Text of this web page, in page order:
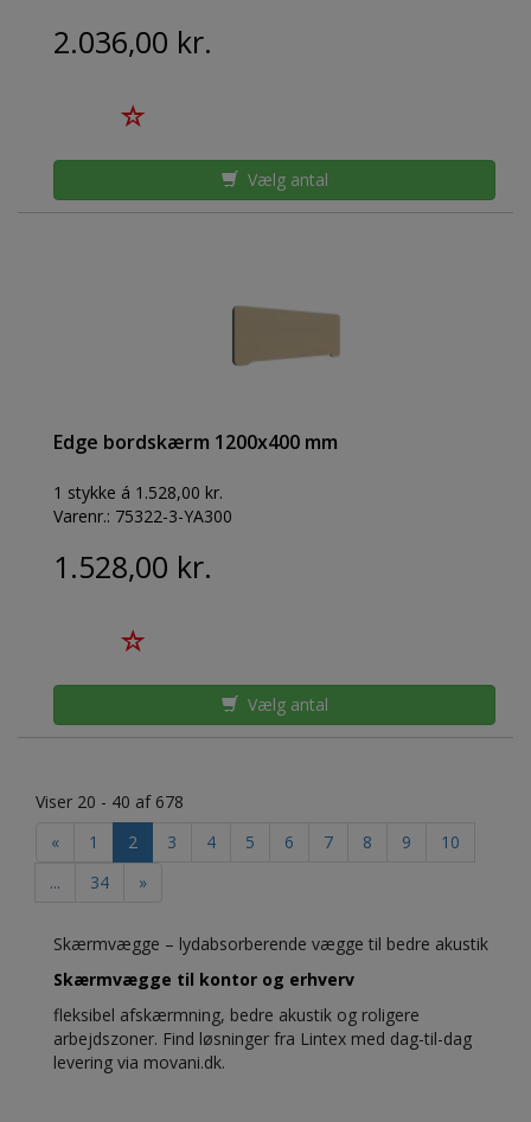
2.036,00 kr.
Vælg antal
Edge bordskærm 1200x400 mm
1 stykke á 1.528,00 kr.
Varenr.: 75322-3-YA300
1.528,00 kr.
Vælg antal
Viser 20 - 40 af 678
«
1 2 3 4 5 6 7 8 9
10
...
34 »
Skærmvægge – lydabsorberende vægge til bedre akustik
Skærmvægge til kontor og erhverv
fleksibel afskærmning, bedre akustik og roligere
arbejdszoner. Find løsninger fra Lintex med dag-til-dag
levering via movani.dk.